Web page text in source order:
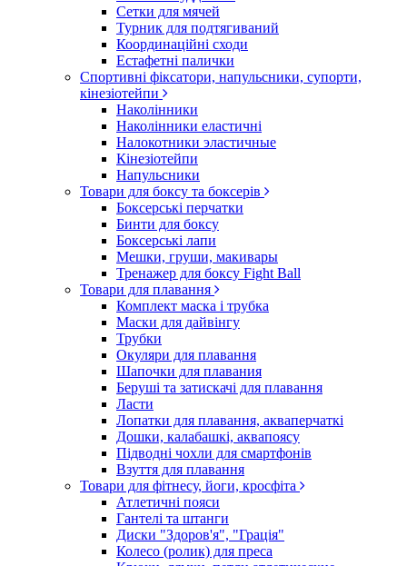
Сетки для мячей
Турник для подтягиваний
Координаційні сходи
Естафетні палички
Спортивні фіксатори, напульсники, супорти,
кінезіотейпи
Наколінники
Наколінники еластичні
Налокотники эластичные
Кінезіотейпи
Напульсники
Товари для боксу та боксерів
Боксерські перчатки
Бинти для боксу
Боксерські лапи
Мешки, груши, макивары
Тренажер для боксу Fight Ball
Товари для плавання
Комплект маска і трубка
Маски для дайвінгу
Трубки
Окуляри для плавання
Шапочки для плавания
Беруші та затискачі для плавання
Ласти
Лопатки для плавання, акваперчаткі
Дошки, калабашкі, аквапоясу
Підводні чохли для смартфонів
Взуття для плавання
Товари для фітнесу, йоги, кросфіта
Атлетичні пояси
Гантелі та штанги
Диски "Здоров'я", "Грація"
Колесо (ролик) для преса